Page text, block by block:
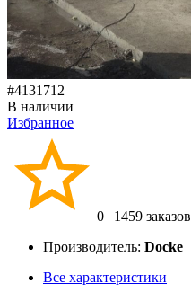
#4131712
В наличии
Избранное
0 | 1459 заказов
Производитель: Docke
Все характеристики